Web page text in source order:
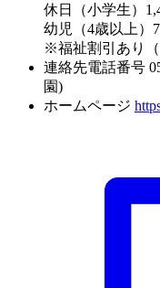
休日（小学生）
幼児（4歳以上）
※福祉割引あり（
連絡先電話番号
園)
ホームページ